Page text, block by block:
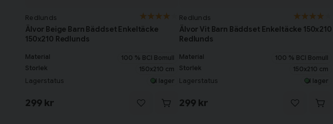
Redlunds
Älvor Beige Barn Bäddset Enkeltäcke
150x210 Redlunds
Material
100 % BCI Bomull
Storlek
150x210 cm
Lagerstatus I lager
299 kr
Redlunds
Älvor Vit Barn Bäddset Enkeltäcke 150x210
Redlunds
Material
100 % BCI Bomull
Storlek
150x210 cm
Lagerstatus I lager
299 kr